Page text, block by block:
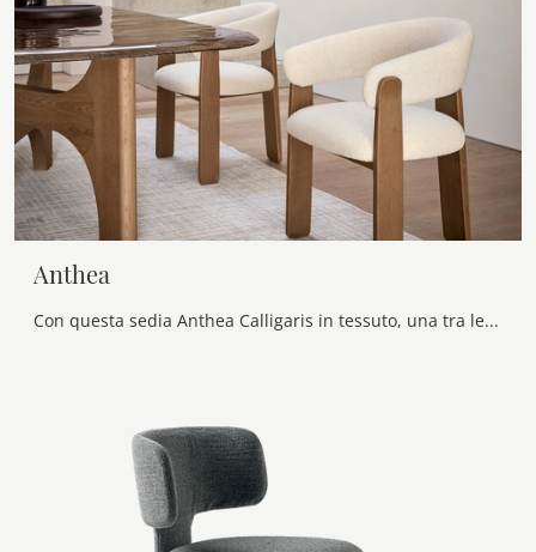
Anthea
Con questa sedia Anthea Calligaris in tessuto, una tra le nostre sedute fisse design, potrai impreziosire i tuoi spazi.